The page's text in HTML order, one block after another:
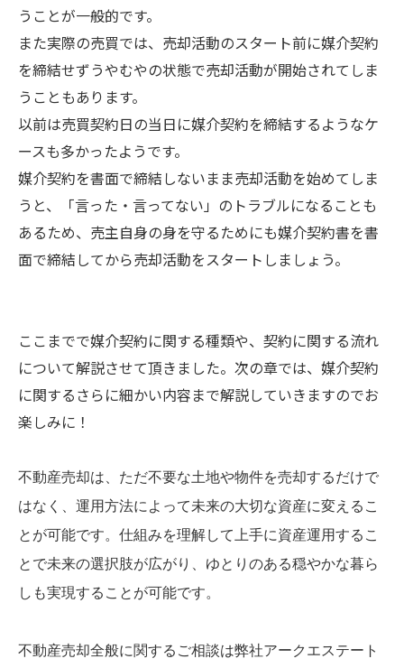
うことが一般的です。
また実際の売買では、売却活動のスタート前に媒介契約
を締結せずうやむやの状態で売却活動が開始されてしま
うこともあります。
以前は売買契約日の当日に媒介契約を締結するようなケ
ースも多かったようです。
媒介契約を書面で締結しないまま売却活動を始めてしま
うと、「言った・言ってない」のトラブルになることも
あるため、売主自身の身を守るためにも媒介契約書を書
面で締結してから売却活動をスタートしましょう。
ここまでで媒介契約に関する種類や、契約に関する流れ
について解説させて頂きました。次の章では、媒介契約
に関するさらに細かい内容まで解説していきますのでお
楽しみに！
不動産売却は、ただ不要な土地や物件を売却するだけで
はなく、運用方法によって未来の大切な資産に変えるこ
とが可能です。仕組みを理解して上手に資産運用するこ
とで未来の選択肢が広がり、ゆとりのある穏やかな暮ら
しも実現することが可能です。
不動産売却全般に関するご相談は弊社アークエステート